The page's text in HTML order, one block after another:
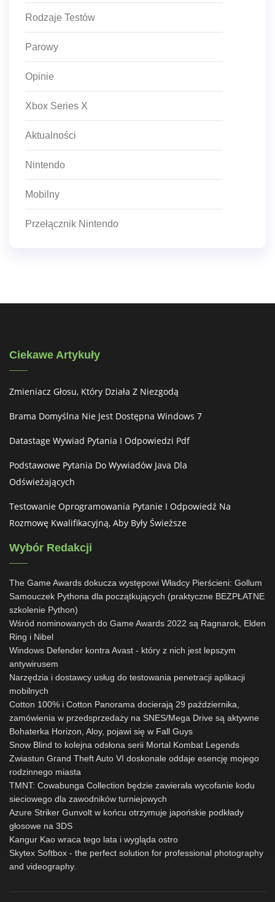
Rodzaje Testów
Parowy
Opinie
Xbox Series X
Aktualności
Nintendo
Mobilny
Przełącznik Nintendo
Ciekawe Artykuły
Zmieniacz Głosu, Który Działa Z Niezgodą
Brama Domyślna Nie Jest Dostępna Windows 7
Datastage Wywiad Pytania I Odpowiedzi Pdf
Podstawowe Pytania Do Wywiadów Java Dla
Odświeżających
Testowanie Oprogramowania Pytanie I Odpowiedź Na
Rozmowę Kwalifikacyjną, Aby Były Świeższe
Wybór Redakcji
The Game Awards dokucza występowi Władcy Pierścieni: Gollum
Samouczek Pythona dla początkujących (praktyczne BEZPŁATNE
szkolenie Python)
Wśród nominowanych do Game Awards 2022 są Ragnarok, Elden
Ring i Nibel
Windows Defender kontra Avast - który z nich jest lepszym
antywirusem
Narzędzia i dostawcy usług do testowania penetracji aplikacji
mobilnych
Cotton 100% i Cotton Panorama docierają 29 października,
zamówienia w przedsprzedaży na SNES/Mega Drive są aktywne
Bohaterka Horizon, Aloy, pojawi się w Fall Guys
Snow Blind to kolejna odsłona serii Mortal Kombat Legends
Zwiastun Grand Theft Auto VI doskonale oddaje esencję mojego
rodzinnego miasta
TMNT: Cowabunga Collection będzie zawierała wycofanie kodu
sieciowego dla zawodników turniejowych
Azure Striker Gunvolt w końcu otrzymuje japońskie podkłady
głosowe na 3DS
Kangur Kao wraca tego lata i wygląda ostro
Skytex Softbox - the perfect solution for professional photography
and videography.